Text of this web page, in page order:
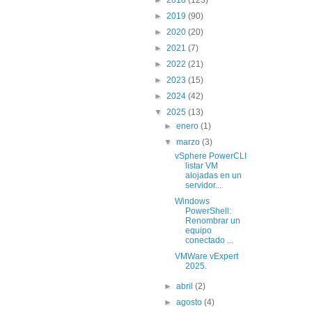
► 2019 (90)
► 2020 (20)
► 2021 (7)
► 2022 (21)
► 2023 (15)
► 2024 (42)
▼ 2025 (13)
►enero(1)
▼marzo(3)
vSphere PowerCLI
listar VM
alojadas en un
servidor...
Windows
PowerShell:
Renombrar un
equipo
conectado ...
VMWare vExpert
2025.
►abril(2)
►agosto(4)